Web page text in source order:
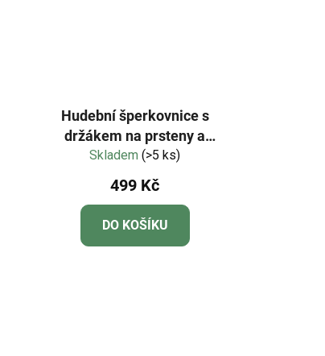
Hudební šperkovnice s
držákem na prsteny a
širokým zrcadlem Léto
Skladem(>5 ks)
499 Kč
DO KOŠÍKU